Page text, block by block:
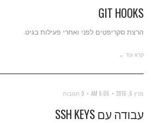
GIT HOOKS
הרצת סקריפטים לפני ואחרי פעילות בגיט.
קרא עוד ←
מרץ 6, 2016 6:06 AM 9 תגובות
עבודה עם SSH KEYS